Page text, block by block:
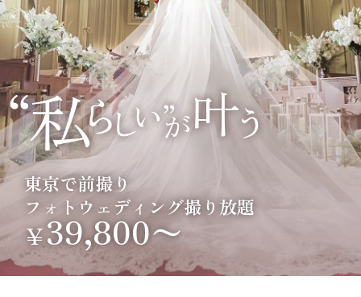
東京で前撮り
フォトウェディング撮り放題
￥39,800〜